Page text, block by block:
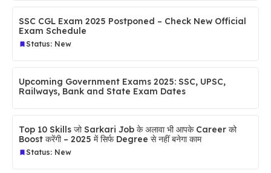
SSC CGL Exam 2025 Postponed – Check New Official
Exam Schedule
Status: New
Upcoming Government Exams 2025: SSC, UPSC,
Railways, Bank and State Exam Dates
Top 10 Skills जो Sarkari Job के अलावा भी आपके Career को
Boost करेंगी – 2025 में सिर्फ Degree से नहीं बनेगा काम
Status: New